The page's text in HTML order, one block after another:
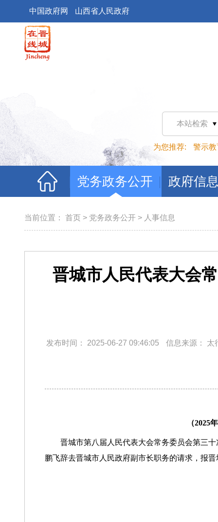
中国政府网 山西省人民政府
本站检索
为您推荐: 警示教
党务政务公开 政府信
当前位置： 首页 > 党务政务公开 > 人事信息
晋城市人民代表大会
发布时间： 2025-06-27 09:46:05 信息来源： 太
（2025
晋城市第八届人民代表大会常务委员会第三
鹏飞辞去晋城市人民政府副市长职务的请求，报